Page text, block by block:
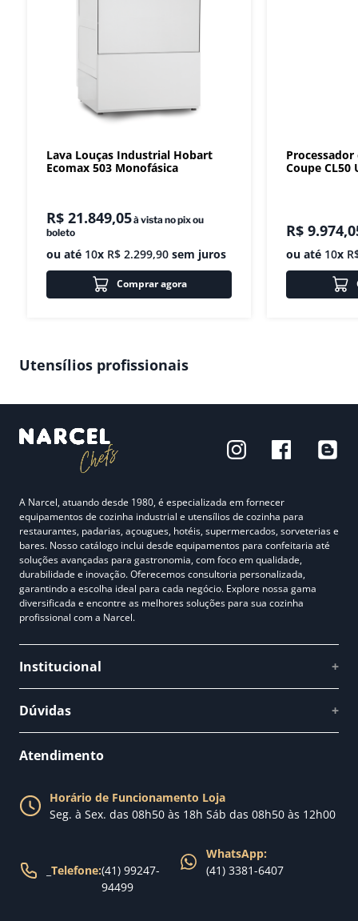
Lava Louças Industrial Hobart
Ecomax 503 Monofásica
R$ 21.849,05à vista no pix ou
boleto
ou até 10x R$ 2.299,90 sem juros
Comprar agora
Coupe CL50
R$ 9.974,
ou até 10x
Utensílios profissionais
A Narcel, atuando desde 1980, é especializada em fornecer
equipamentos de cozinha industrial e utensílios de cozinha para
restaurantes, padarias, açougues, hotéis, supermercados, sorveterias e
bares. Nosso catálogo inclui desde equipamentos para confeitaria até
soluções avançadas para gastronomia, com foco em qualidade,
durabilidade e inovação. Oferecemos consultoria personalizada,
garantindo a escolha ideal para cada negócio. Explore nossa gama
diversificada e encontre as melhores soluções para sua cozinha
profissional com a Narcel.
Institucional +
Fale conosco
Nossa loja
Dúvidas +
Política de Trocas
Política de Entrega
Atendimento
Horário de Funcionamento Loja
Seg. à Sex. das 08h50 às 18h Sáb das 08h50 às 12h00
Telefone:(41) 99247-
94499
WhatsApp:
(41) 3381-6407